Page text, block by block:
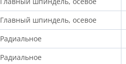
Главный шпиндель, осевое
Радиальное
Радиальное